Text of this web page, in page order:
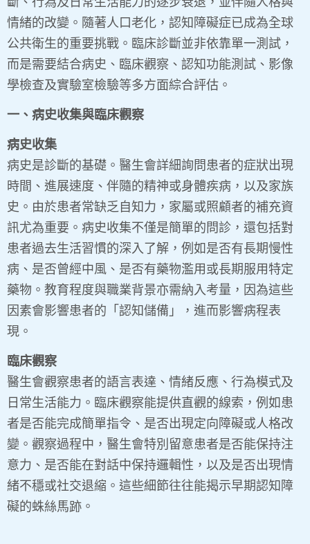
情緒的改變。隨著人口老化，認知障礙症已成為全球
公共衛生的重要挑戰。臨床診斷並非依靠單一測試，
而是需要結合病史、臨床觀察、認知功能測試、影像
學檢查及實驗室檢驗等多方面綜合評估。
一、病史收集與臨床觀察
病史收集
病史是診斷的基礎。醫生會詳細詢問患者的症狀出現
時間、進展速度、伴隨的精神或身體疾病，以及家族
史。由於患者常缺乏自知力，家屬或照顧者的補充資
訊尤為重要。病史收集不僅是簡單的問診，還包括對
患者過去生活習慣的深入了解，例如是否有長期慢性
病、是否曾經中風、是否有藥物濫用或長期服用特定
藥物。教育程度與職業背景亦需納入考量，因為這些
因素會影響患者的「認知儲備」，進而影響病程表
現。
臨床觀察
醫生會觀察患者的語言表達、情緒反應、行為模式及
日常生活能力。臨床觀察能提供直觀的線索，例如患
者是否能完成簡單指令、是否出現定向障礙或人格改
變。觀察過程中，醫生會特別留意患者是否能保持注
意力、是否能在對話中保持邏輯性，以及是否出現情
緒不穩或社交退縮。這些細節往往能揭示早期認知障
礙的蛛絲馬跡。